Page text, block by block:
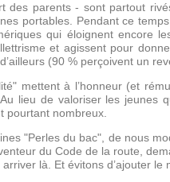
des parents - sont partout
portables. Pendant ce
qui éloignent encore
et agissent pour
(90 % perçoivent un
mettent à l’honneur (et
lieu de valoriser les jeunes
pourtant nombreux.
"Perles du bac", de nous
du Code de la route,
là. Et évitons d’ajouter